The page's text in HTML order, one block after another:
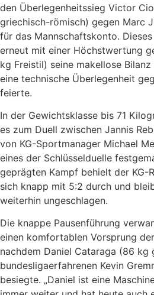
den Überlegenheitssieg Victor
griechisch-römisch) gegen Marc
für das Mannschaftskonto.
erneut mit einer Höchstwertung
kg Freistil) seine makellose
eine technische Überlegenheit
feierte.
In der Gewichtsklasse bis 71
es zum Duell zwischen Jannis
von KG-Sportmanager Michael
eines der Schlüsselduelle
geprägten Kampf behielt der KG-
sich knapp mit 5:2 durch und
weiterhin ungeschlagen.
Die knappe Pausenführung
einen komfortablen Vorsprung
nachdem Daniel Cataraga (86
bundesligaerfahrenen Kevin
besiegte. „Daniel ist eine